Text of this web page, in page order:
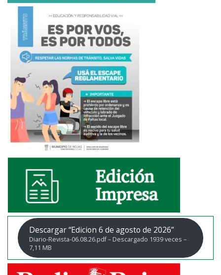
Descargar “Edicion 6 de agosto de 2026”
Diario-Revista-06.08.26.pdf – Descargado 1939 veces –
7,11 MB